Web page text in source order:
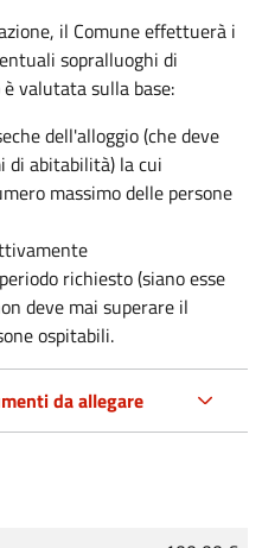
il Comune effettuerà i
sopralluoghi di
valutata sulla base:
dell'alloggio (che deve
di abitabilità) la cui
massimo delle persone
richiesto (siano esse
deve mai superare il
ospitabili.
da allegare